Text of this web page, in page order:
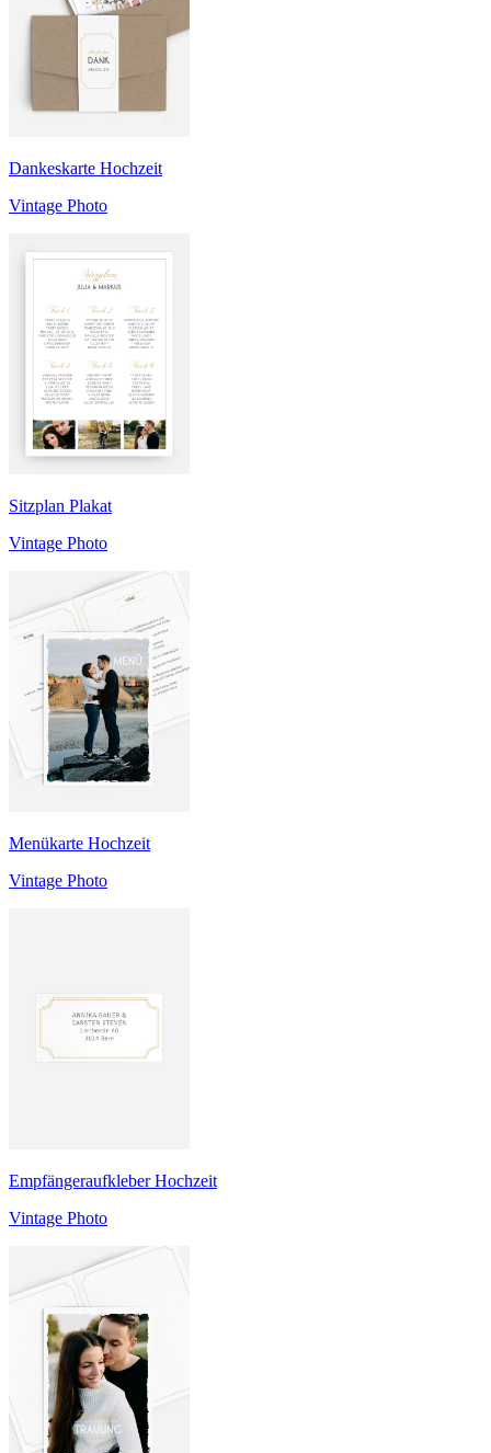
Dankeskarte Hochzeit
Vintage Photo
Sitzplan Plakat
Vintage Photo
Menükarte Hochzeit
Vintage Photo
Empfängeraufkleber Hochzeit
Vintage Photo